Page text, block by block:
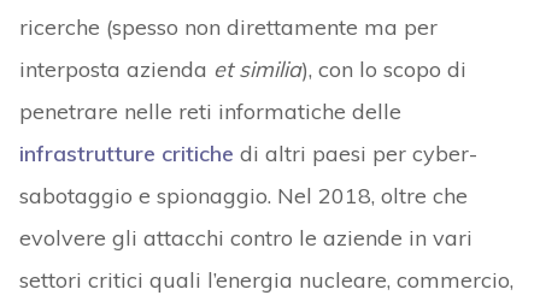
ricerche (spesso non direttamente ma per
interposta azienda et similia), con lo scopo di
penetrare nelle reti informatiche delle
infrastrutture critiche di altri paesi per cyber-
sabotaggio e spionaggio. Nel 2018, oltre che
evolvere gli attacchi contro le aziende in vari
settori critici quali l’energia nucleare, commercio,